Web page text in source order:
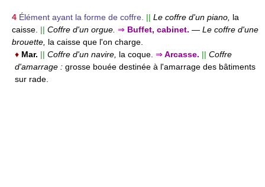
4 Élément ayant la forme de coffre. || Le coffre d'un piano, la
caisse. || Coffre d'un orgue. ⇒ Buffet, cabinet. — Le coffre d'une
brouette, la caisse que l'on charge.
♦ Mar. || Coffre d'un navire, la coque. ⇒ Arcasse. || Coffre
d'amarrage : grosse bouée destinée à l'amarrage des bâtiments
sur rade.